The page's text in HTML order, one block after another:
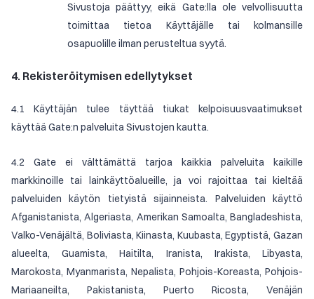
Sivustoja päättyy, eikä Gate:lla ole velvollisuutta
toimittaa tietoa Käyttäjälle tai kolmansille
osapuolille ilman perusteltua syytä.
4. Rekisteröitymisen edellytykset
4.1 Käyttäjän tulee täyttää tiukat kelpoisuusvaatimukset
käyttää Gate:n palveluita Sivustojen kautta.
4.2 Gate ei välttämättä tarjoa kaikkia palveluita kaikille
markkinoille tai lainkäyttöalueille, ja voi rajoittaa tai kieltää
palveluiden käytön tietyistä sijainneista. Palveluiden käyttö
Afganistanista, Algeriasta, Amerikan Samoalta, Bangladeshista,
Valko-Venäjältä, Boliviasta, Kiinasta, Kuubasta, Egyptistä, Gazan
alueelta, Guamista, Haitilta, Iranista, Irakista, Libyasta,
Marokosta, Myanmarista, Nepalista, Pohjois-Koreasta, Pohjois-
Mariaaneilta, Pakistanista, Puerto Ricosta, Venäjän